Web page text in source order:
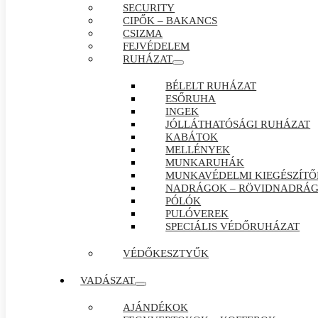
SECURITY
CIPŐK – BAKANCS
CSIZMA
FEJVÉDELEM
RUHÁZAT
BÉLELT RUHÁZAT
ESŐRUHA
INGEK
JÓLLÁTHATÓSÁGI RUHÁZAT
KABÁTOK
MELLÉNYEK
MUNKARUHÁK
MUNKAVÉDELMI
NADRÁGOK –
PÓLÓK
PULÓVEREK
SPECIÁLIS VÉDŐRUHÁZAT
VÉDŐKESZTYŰK
VADÁSZAT
AJÁNDÉKOK